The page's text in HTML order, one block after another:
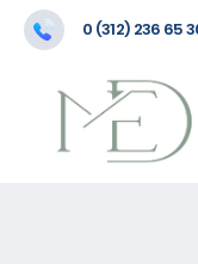
0 (312) 236 65